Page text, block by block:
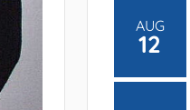
AUG
12